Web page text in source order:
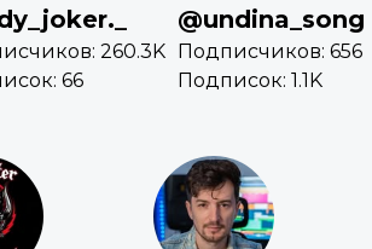
260.3K
66
@undina_song
Подписчиков: 656
Подписок: 1.1K